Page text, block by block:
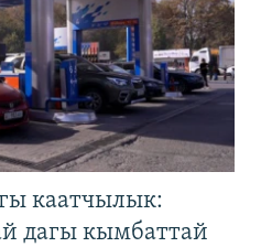
каатчылык:
дагы кымбаттай